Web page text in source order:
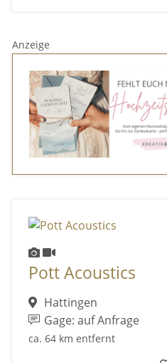
Anzeige
Pott Acoustics
Hattingen
Gage: auf Anfrage
ca. 64 km entfernt